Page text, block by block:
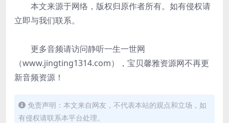
本文来源于网络，版权归原作者所有。如有侵权请
立即与我们联系。
更多音频请访问静听一生一世网
（www.jingting1314.com），宝贝馨雅资源网不再更
新音频资源！
免责声明：本文来自网友，不代表本站的观点和立场，如
有侵权请联系本平台处理。